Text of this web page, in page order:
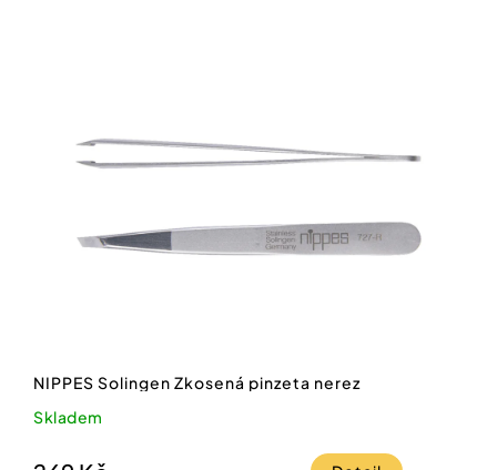
NIPPES Solingen Zkosená pinzeta nerez
Skladem